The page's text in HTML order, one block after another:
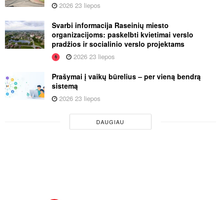
2026 23 liepos
Svarbi informacija Raseinių miesto
organizacijoms: paskelbti kvietimai verslo
pradžios ir socialinio verslo projektams
2026 23 liepos
Prašymai į vaikų būrelius – per vieną bendrą
sistemą
2026 23 liepos
DAUGIAU